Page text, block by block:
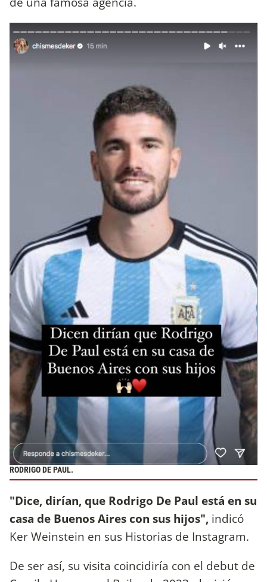
RODRIGO DE PAUL.
"Dice, dirían, que Rodrigo De Paul está en su
casa de Buenos Aires con sus hijos", indicó
Ker Weinstein en sus Historias de Instagram.
De ser así, su visita coincidiría con el debut de